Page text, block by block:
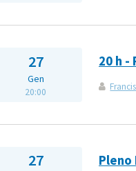
27
Gen
20:00
20 h -
27 Pleno